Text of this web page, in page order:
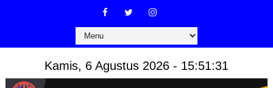
Kamis, 6 Agustus 2026 - 15:51:32